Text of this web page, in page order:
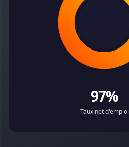
97%
Taux net d'emploi